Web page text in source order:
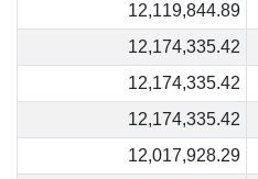
12,119,844.89
12,174,335.42
12,174,335.42
12,174,335.42
12,017,928.29